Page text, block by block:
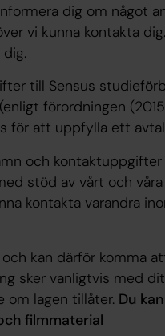
dig om något
vi kunna kontakta dig.
till Sensus
förordningen
för att uppfylla ett
och kontaktuppgifter
stöd av vårt och våra
kontakta varandra
kan därför komma
sker vanligtvis med
om lagen tillåter. Du
filmmaterial